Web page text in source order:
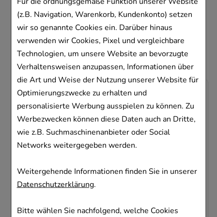
(z.B. Navigation, Warenkorb, Kundenkonto) setzen
wir so genannte Cookies ein. Darüber hinaus
verwenden wir Cookies, Pixel und vergleichbare
Technologien, um unsere Website an bevorzugte
Verhaltensweisen anzupassen, Informationen über
die Art und Weise der Nutzung unserer Website für
Optimierungszwecke zu erhalten und
personalisierte Werbung ausspielen zu können. Zu
Werbezwecken können diese Daten auch an Dritte,
wie z.B. Suchmaschinenanbieter oder Social
Networks weitergegeben werden.
Weitergehende Informationen finden Sie in unserer
Datenschutzerklärung.
Bitte wählen Sie nachfolgend, welche Cookies
haben, haben sich
ebenfalls für folgende
Artikel entschieden
VICHY NUTRILOGIE 2 Creme
L'Oreal Deutschland GmbH Geschäftsbereich
50ml Creme
-37,5%